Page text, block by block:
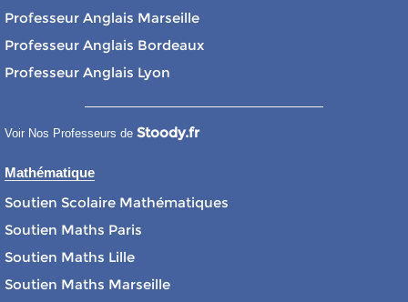
Professeur Anglais Marseille
Professeur Anglais Bordeaux
Professeur Anglais Lyon
Voir Nos Professeurs de Stoody.fr
Mathématique
Soutien Scolaire Mathématiques
Soutien Maths Paris
Soutien Maths Lille
Soutien Maths Marseille